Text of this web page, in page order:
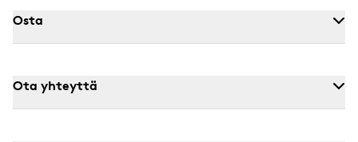
Osta
Ota yhteyttä